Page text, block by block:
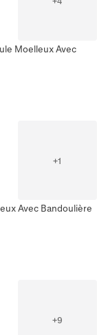
Moelleux Avec
+1
Avec Bandoulière
+9